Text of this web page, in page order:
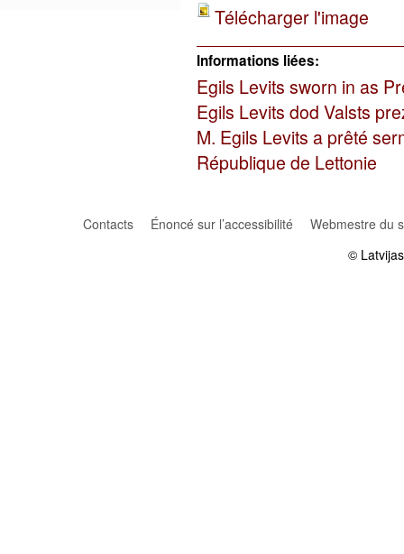
Télécharger l'image
Informations liées:
Egils Levits sworn in as
Egils Levits dod Valsts
M. Egils Levits a prêté
République de Lettonie
Contacts Énoncé sur l’accessibilité
Webmestre du
©